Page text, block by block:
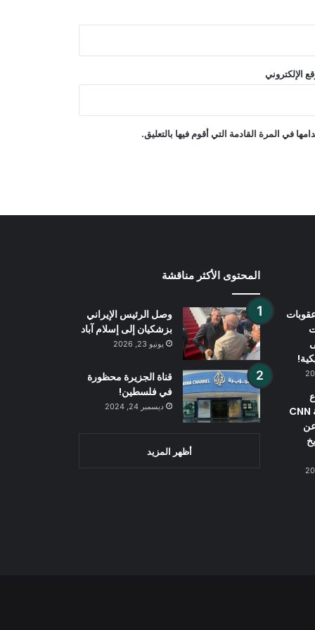
دعت منظمة العفو الدولية إلى منح عمران
الرعاية الصحية
في الحرب مع إيران
الإلكتروني
في المرة القادمة التي أقوم فيها بالتعليق.
الأمريكي شبكة CNN
المحتوى الأكثر مناقشة
وصل الرئيس الإيراني
بزشكيان إلى إسلام آباد
يونيو 23, 2026
قناة الجزيرة محظورة
في فلسطين!
ديسمبر 24, 2024
أظهر المزيد